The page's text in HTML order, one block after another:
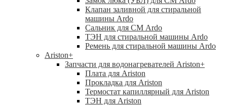
Клапан заливной для стиральной
машины Ardo
Сальник для СМ Ardo
ТЭН для стиральной машины Ardo
Ремень для стиральной машины Ardo
Ariston+
Запчасти для водонагревателей Ariston+
Плата для Ariston
Прокладка для Ariston
Термостат капиллярный для Ariston
ТЭН для Ariston